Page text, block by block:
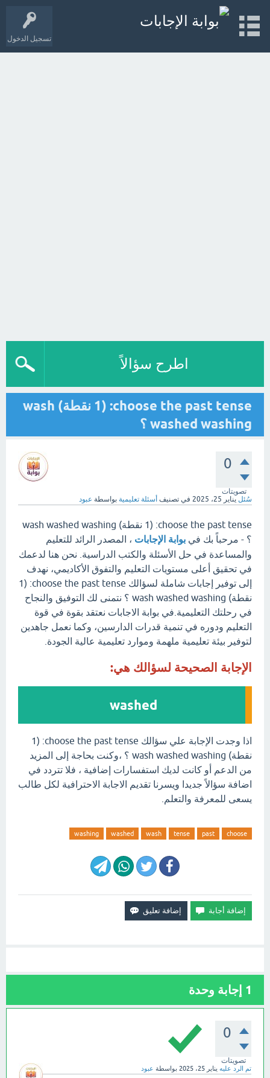
تسجيل الدخول
اطرح سؤالاً
choose the past tense: (1 نقطة) wash
washed washing ؟
0
تصويتات
سُئل يناير 25، 2025 في تصنيف أسئلة تعليمية بواسطة عبود
choose the past tense: (1 نقطة) wash washed washing
؟ - مرحباً بك في بوابة الإجابات ، المصدر الرائد للتعليم
والمساعدة في حل الأسئلة والكتب الدراسية. نحن هنا لدعمك
في تحقيق أعلى مستويات التعليم والتفوق الأكاديمي، نهدف
إلى توفير إجابات شاملة لسؤالك choose the past tense: (1
نقطة) wash washed washing ؟ نتمنى لك التوفيق والنجاح
في رحلتك التعليمية.في بوابة الاجابات نعتقد بقوة في قوة
التعليم ودوره في تنمية قدرات الدارسين، وكما نعمل جاهدين
لتوفير بيئة تعليمية ملهمة وموارد تعليمية عالية الجودة.
الإجابة الصحيحة لسؤالك هي:
washed
اذا وجدت الإجابة علي سؤالك choose the past tense: (1
نقطة) wash washed washing ؟ ،وكنت بحاجة إلى المزيد
من الدعم أو كانت لديك استفسارات إضافية ، فلا تتردد في
اضافة سؤالاً جديدا ويسرنا تقديم الاجابة الاحترافية لكل طالب
يسعى للمعرفة والتعلم.
choose
past
tense
wash
washed
washing
1 إجابة وحدة
0
تصويتات
تم الرد عليه يناير 25، 2025 بواسطة عبود